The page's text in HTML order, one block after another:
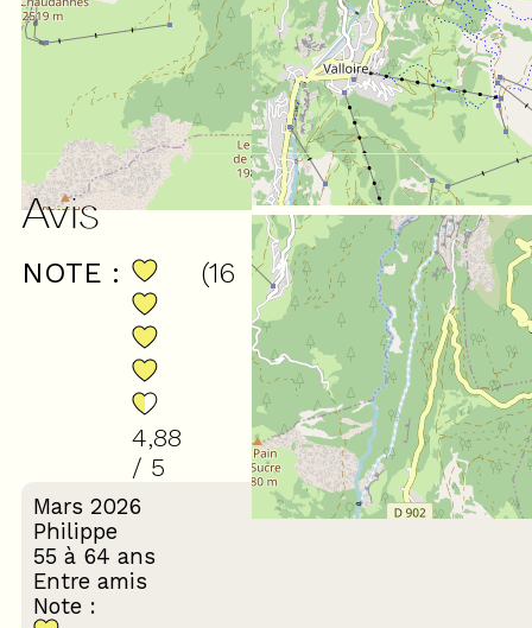
Avis
NOTE :
4,88
/ 5
(16 avis )
Mars 2026
Philippe
55 à 64 ans
Entre amis
Note :